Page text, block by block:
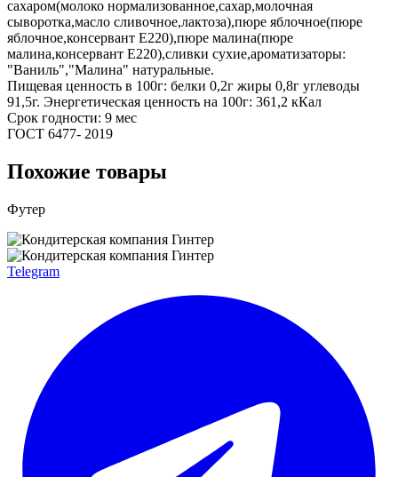
сахаром(молоко нормализованное,сахар,молочная
сыворотка,масло сливочное,лактоза),пюре яблочное(пюре
яблочное,консервант Е220),пюре малина(пюре
малина,консервант Е220),сливки сухие,ароматизаторы:
"Ваниль","Малина" натуральные.
Пищевая ценность в 100г: белки 0,2г жиры 0,8г углеводы
91,5г. Энергетическая ценность на 100г: 361,2 кКал
Срок годности: 9 мес
ГОСТ 6477- 2019
Похожие товары
Футер
Telegram